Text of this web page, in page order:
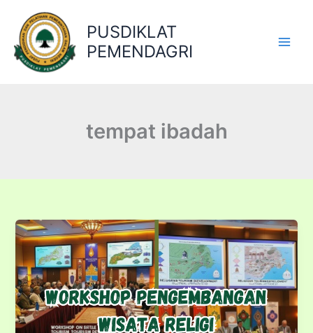
konten
PUSDIKLAT
PEMENDAGRI
tempat ibadah